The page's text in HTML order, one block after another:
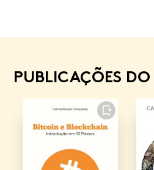
PUBLICAÇÕES
FAVORITO